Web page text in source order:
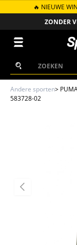
GA NAAR
🔥 NIEUWE
ZONDER
Zoeken
Zoeken
Andere sporten>
583728-02
VORIGE